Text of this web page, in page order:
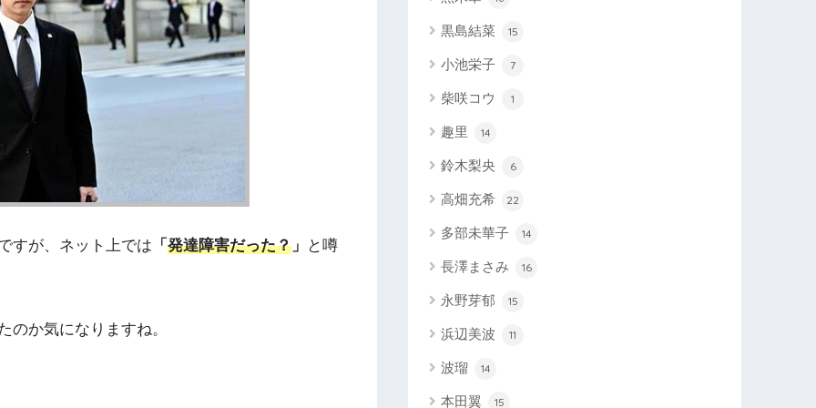
すが、ネット上では 「 発達障害だった？ 」 と噂
のか気になりますね。
黒島結菜 15
小池栄子 7
柴咲コウ 1
趣里 14
鈴木梨央 6
高畑充希 22
多部未華子 14
長澤まさみ 16
永野芽郁 15
浜辺美波 11
波瑠 14
本田翼 15